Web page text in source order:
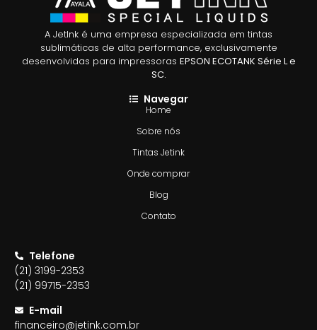
A JetInk é uma empresa especializada em tintas
sublimáticas de alta performance, exclusivamente
desenvolvidas para impressoras EPSON ECOTANK Série L e
SC.
Navegar
Home
Sobre nós
Tintas Jetink
Onde comprar
Blog
Contato
Telefone
(21) 3199-2353
(21) 99715-2353
E-mail
financeiro@jetink.com.br